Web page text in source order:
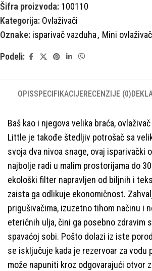
Šifra proizvoda: 100110
Kategorija: Ovlaživači
Oznake: isparivač vazduha, Mini
Podeli:
OPISSPECIFIKACIJERECENZIJE (0)
Baš kao i njegova velika braća,
Little je takođe štedljiv potrošač sa
svoja dva nivoa snage, ovaj isparivački
najbolje radi u malim prostorijama do
ekološki filter napravljen od biljnih i
zaista ga odlikuje ekonomičnost.
prigušivačima, izuzetno tihom načinu i
eteričnih ulja, čini ga posebno zdravim
spavaćoj sobi. Pošto dolazi iz iste
se isključuje kada je rezervoar za vodu
može napuniti kroz odgovarajući otvor